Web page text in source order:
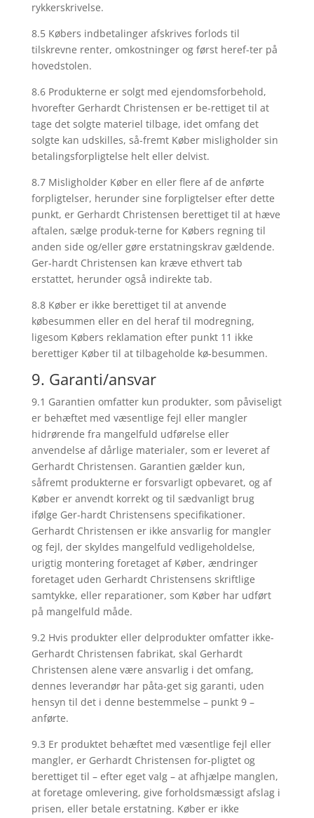
rykkerskrivelse.
8.5 Købers indbetalinger afskrives forlods til
tilskrevne renter, omkostninger og først heref-ter på
hovedstolen.
8.6 Produkterne er solgt med ejendomsforbehold,
hvorefter Gerhardt Christensen er be-rettiget til at
tage det solgte materiel tilbage, idet omfang det
solgte kan udskilles, så-fremt Køber misligholder sin
betalingsforpligtelse helt eller delvist.
8.7 Misligholder Køber en eller flere af de anførte
forpligtelser, herunder sine forpligtelser efter dette
punkt, er Gerhardt Christensen berettiget til at hæve
aftalen, sælge produk-terne for Købers regning til
anden side og/eller gøre erstatningskrav gældende.
Ger-hardt Christensen kan kræve ethvert tab
erstattet, herunder også indirekte tab.
8.8 Køber er ikke berettiget til at anvende
købesummen eller en del heraf til modregning,
ligesom Købers reklamation efter punkt 11 ikke
berettiger Køber til at tilbageholde kø-besummen.
9. Garanti/ansvar
9.1 Garantien omfatter kun produkter, som påviseligt
er behæftet med væsentlige fejl eller mangler
hidrørende fra mangelfuld udførelse eller
anvendelse af dårlige materialer, som er leveret af
Gerhardt Christensen. Garantien gælder kun,
såfremt produkterne er forsvarligt opbevaret, og af
Køber er anvendt korrekt og til sædvanligt brug
ifølge Ger-hardt Christensens specifikationer.
Gerhardt Christensen er ikke ansvarlig for mangler
og fejl, der skyldes mangelfuld vedligeholdelse,
urigtig montering foretaget af Køber, ændringer
foretaget uden Gerhardt Christensens skriftlige
samtykke, eller reparationer, som Køber har udført
på mangelfuld måde.
9.2 Hvis produkter eller delprodukter omfatter ikke-
Gerhardt Christensen fabrikat, skal Gerhardt
Christensen alene være ansvarlig i det omfang,
dennes leverandør har påta-get sig garanti, uden
hensyn til det i denne bestemmelse – punkt 9 –
anførte.
9.3 Er produktet behæftet med væsentlige fejl eller
mangler, er Gerhardt Christensen for-pligtet og
berettiget til – efter eget valg – at afhjælpe manglen,
at foretage omlevering, give forholdsmæssigt afslag i
prisen, eller betale erstatning. Køber er ikke